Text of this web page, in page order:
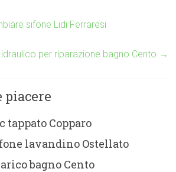
sifone Lidi Ferraresi
idraulico per riparazione bagno Cento →
piacere
Copparo
lavandino Ostellato
bagno Cento